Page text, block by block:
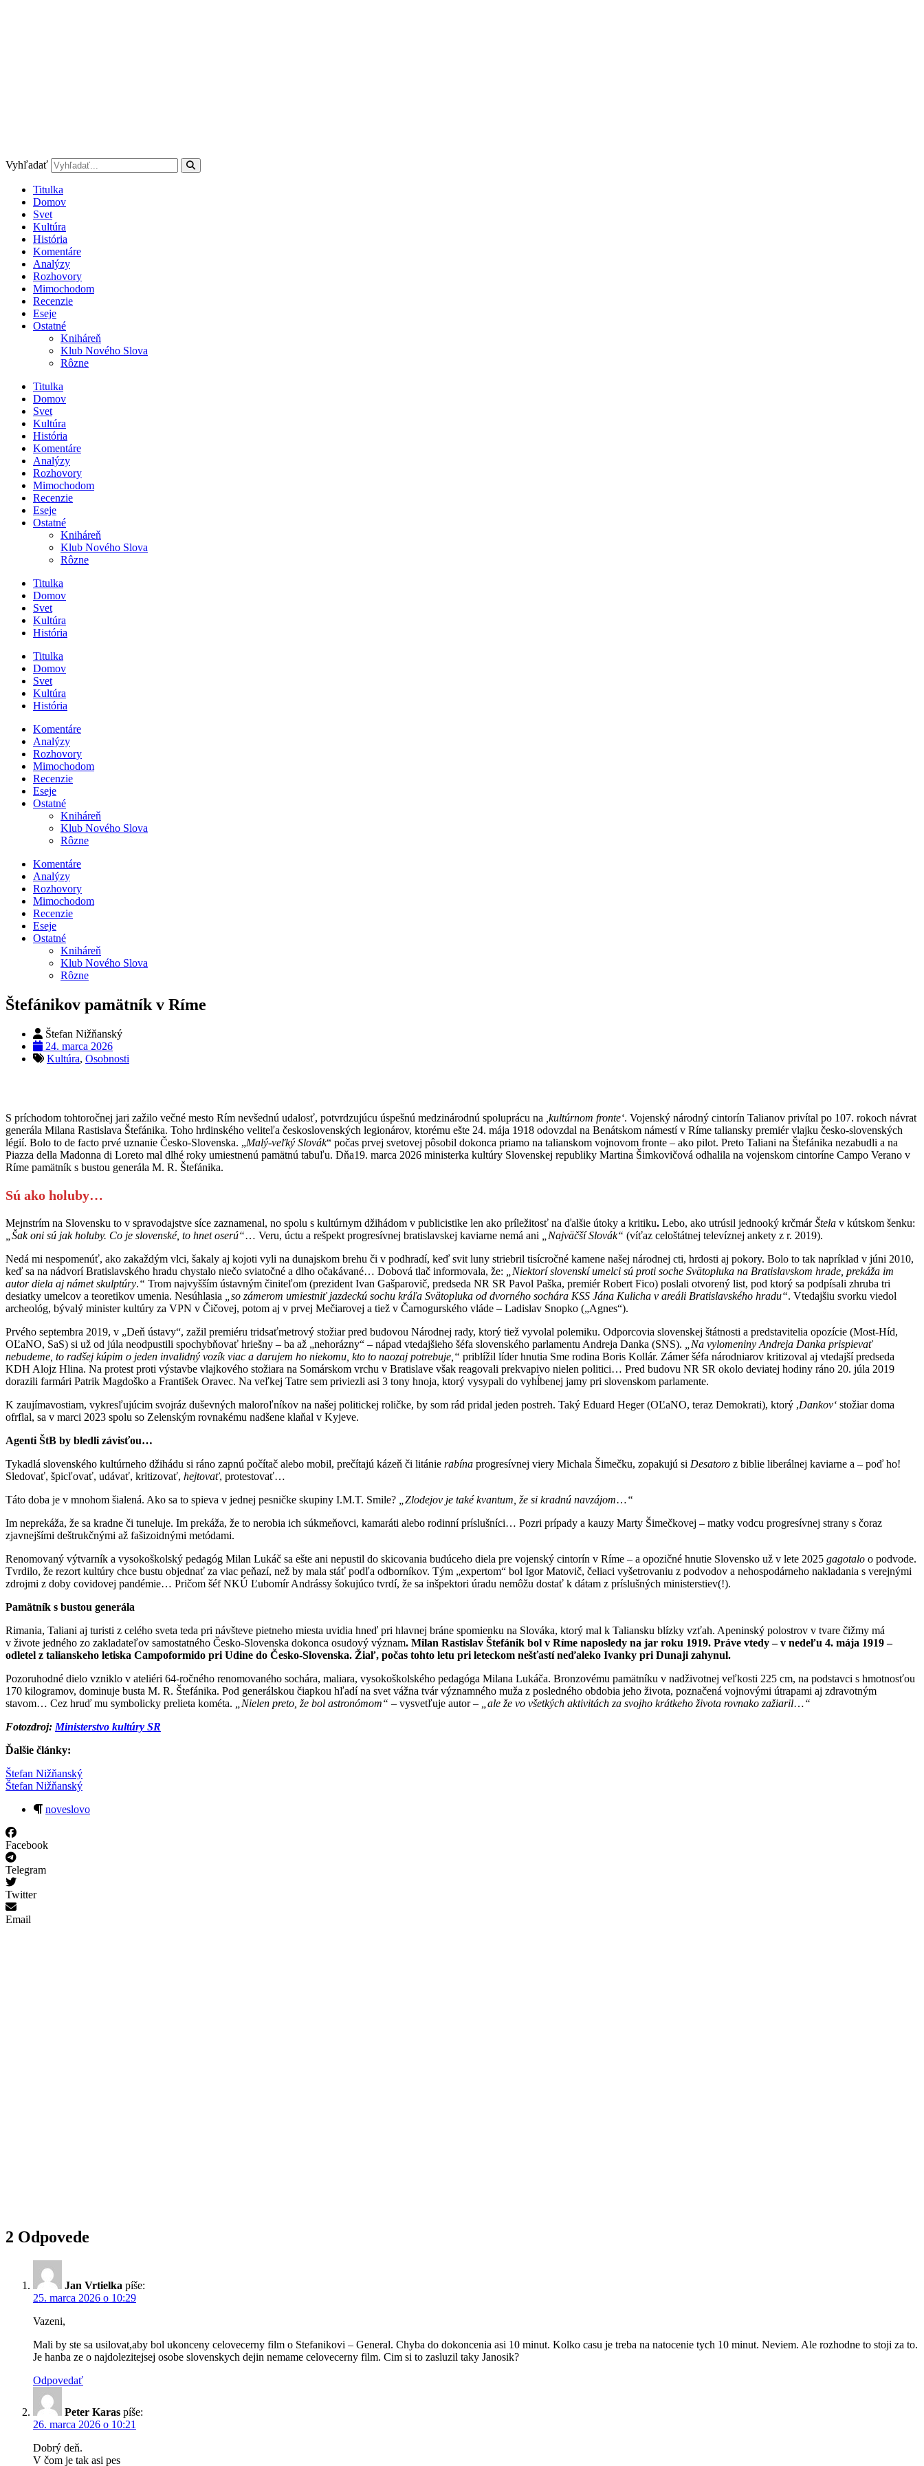
Vyhľadať
Titulka
Domov
Svet
Kultúra
História
Komentáre
Analýzy
Rozhovory
Mimochodom
Recenzie
Eseje
Ostatné
Kniháreň
Klub Nového Slova
Rôzne
Titulka
Domov
Svet
Kultúra
História
Komentáre
Analýzy
Rozhovory
Mimochodom
Recenzie
Eseje
Ostatné
Kniháreň
Klub Nového Slova
Rôzne
Titulka
Domov
Svet
Kultúra
História
Titulka
Domov
Svet
Kultúra
História
Komentáre
Analýzy
Rozhovory
Mimochodom
Recenzie
Eseje
Ostatné
Kniháreň
Klub Nového Slova
Rôzne
Komentáre
Analýzy
Rozhovory
Mimochodom
Recenzie
Eseje
Ostatné
Kniháreň
Klub Nového Slova
Rôzne
Štefánikov pamätník v Ríme
Štefan Nižňanský
24. marca 2026
Kultúra, Osobnosti
S príchodom tohtoročnej jari zažilo večné mesto Rím nevšednú udalosť, potvrdzujúcu úspešnú medzinárodnú spoluprácu na ,kultúrnom fronte‘. Vojenský národný cintorín Talianov privítal po 107. rokoch návrat
generála Milana Rastislava Štefánika. Toho hrdinského veliteľa československých legionárov, ktorému ešte 24. mája 1918 odovzdal na Benátskom námestí v Ríme taliansky premiér vlajku česko-slovenských
légií. Bolo to de facto prvé uznanie Česko-Slovenska. „Malý-veľký Slovák“ počas prvej svetovej pôsobil dokonca priamo na talianskom vojnovom fronte – ako pilot. Preto Taliani na Štefánika nezabudli a na
Piazza della Madonna di Loreto mal dlhé roky umiestnenú pamätnú tabuľu. Dňa19. marca 2026 ministerka kultúry Slovenskej republiky Martina Šimkovičová odhalila na vojenskom cintoríne Campo Verano v
Ríme pamätník s bustou generála M. R. Štefánika.
Sú ako holuby…
Mejnstrím na Slovensku to v spravodajstve síce zaznamenal, no spolu s kultúrnym džihádom v publicistike len ako príležitosť na ďalšie útoky a kritiku. Lebo, ako utrúsil jednooký krčmárŠtela v kútskom šenku:
Šak oni sú jak holuby. Co je slovenské, to hnet oserú“… Veru, úctu a rešpekt progresívnej bratislavskej kaviarne nemá ani Najväčší Slovák“ (víťaz celoštátnej televíznej ankety z r. 2019).
Nedá mi nespomenúť, ako zakaždým vlci, šakaly aj kojoti vyli na dunajskom brehu či v podhradí, keď svit luny striebril tisícročné kamene našej národnej cti, hrdosti aj pokory. Bolo to tak napríklad v júni 2010,
keď sa na nádvorí Bratislavského hradu chystalo niečo sviatočné a dlho očakávané… Dobová tlač informovala, že:
Niektorí slovenskí umelci sú proti soche Svätopluka na Bratislavskom hrade, prekáža im
autor diela aj námet skulptúry.“ Trom najvyšším ústavným činiteľom (prezident Ivan Gašparovič, predseda NR SR Pavol Paška, premiér Robert Fico) poslali otvorený list, pod ktorý sa podpísali zhruba tri
desiatky umelcov a teoretikov umenia. Nesúhlasia
so zámerom umiestniť jazdeckú sochu kráľa Svätopluka od dvorného sochára KSS Jána Kulicha v areáli Bratislavského hradu“. Vtedajšiu svorku viedol
archeológ, bývalý minister kultúry za VPN v Čičovej, potom aj v prvej Mečiarovej a tiež v Čarnogurského vláde – Ladislav Snopko („Agnes“).
Prvého septembra 2019, v „Deň ústavy“, zažil premiéru tridsaťmetrový stožiar pred budovou Národnej rady, ktorý tiež vyvolal polemiku. Odporcovia slovenskej štátnosti a predstavitelia opozície (Most-Híd,
OĽaNO, SaS) si už od júla neodpustili spochybňovať hriešny – ba až „nehorázny“ – nápad vtedajšieho šéfa slovenského parlamentu Andreja Danka (SNS).
„Na vylomeniny Andreja Danka prispievať
nebudeme, to radšej kúpim o jeden invalidný vozík viac a darujem ho niekomu, kto to naozaj potrebuje,“ priblížil líder hnutia Sme rodina Boris Kollár. Zámer šéfa národniarov kritizoval aj vtedajší predseda
KDH Alojz Hlina. Na protest proti výstavbe vlajkového stožiara na Somárskom vrchu v Bratislave však reagovali prekvapivo nielen politici… Pred budovu NR SR okolo deviatej hodiny ráno 20. júla 2019
dorazili farmári Patrik Magdoško a František Oravec. Na veľkej Tatre sem priviezli asi 3 tony hnoja, ktorý vysypali do vyhĺbenej jamy pri slovenskom parlamente.
K zaujímavostiam, vykresľujúcim svojráz duševných maloroľníkov na našej politickej roličke, by som rád pridal jeden postreh. Taký Eduard Heger (OĽaNO, teraz Demokrati), ktorý ,Dankov‘ stožiar doma
ofrflal, sa v marci 2023 spolu so Zelenským rovnakému nadšene klaňal v Kyjeve.
Agenti ŠtB by bledli závisťou…
Tykadlá slovenského kultúrneho džihádu si ráno zapnú počítač alebo mobil, prečítajú kázeň či litánie rabína progresívnej viery Michala Šimečku, zopakujú si Desatoro z biblie liberálnej kaviarne a – poď ho!
Sledovať, špicľovať, udávať, kritizovať, hejtovať, protestovať…
Táto doba je v mnohom šialená. Ako sa to spieva v jednej pesničke skupiny I.M.T. Smile?
„Zlodejov je také kvantum, že si kradnú navzájom…“
Im neprekáža, že sa kradne či tuneluje. Im prekáža, že to nerobia ich súkmeňovci, kamaráti alebo rodinní príslušníci… Pozri prípady a kauzy Marty Šimečkovej – matky vodcu progresívnej strany s čoraz
zjavnejšími deštrukčnými až fašizoidnými metódami.
Renomovaný výtvarník a vysokoškolský pedagóg Milan Lukáč sa ešte ani nepustil do skicovania budúceho diela pre vojenský cintorín v Ríme – a opozičné hnutie Slovensko už v lete 2025 gagotalo o podvode.
Tvrdilo, že rezort kultúry chce bustu objednať za viac peňazí, než by mala stáť podľa odborníkov. Tým „expertom“ bol Igor Matovič, čeliaci vyšetrovaniu z podvodov a nehospodárneho nakladania s verejnými
zdrojmi z doby covidovej pandémie… Pričom šéf NKÚ Ľubomír Andrássy šokujúco tvrdí, že sa inšpektori úradu nemôžu dostať k dátam z príslušných ministerstiev(!).
Pamätník s bustou generála
Rimania, Taliani aj turisti z celého sveta teda pri návšteve pietneho miesta uvidia hneď pri hlavnej bráne spomienku na Slováka, ktorý mal k Taliansku blízky vzťah. Apeninský polostrov v tvare čižmy má
v živote jedného zo zakladateľov samostatného Česko-Slovenska dokonca osudový význam. Milan Rastislav Štefánik bol v Ríme naposledy na jar roku 1919. Práve vtedy – v nedeľu 4. mája 1919 –
odletel z talianskeho letiska Campoformido pri Udine do Česko-Slovenska. Žiaľ, počas tohto letu pri leteckom nešťastí neďaleko Ivanky pri Dunaji zahynul.
Pozoruhodné dielo vzniklo v ateliéri 64-ročného renomovaného sochára, maliara, vysokoškolského pedagóga Milana Lukáča. Bronzovému pamätníku v nadživotnej veľkosti 225 cm, na podstavci s hmotnosťou
170 kilogramov, dominuje busta M. R. Štefánika. Pod generálskou čiapkou hľadí na svet vážna tvár významného muža z posledného obdobia jeho života, poznačená vojnovými útrapami aj zdravotným
stavom… Cez hruď mu symbolicky prelieta kométa.
Nielen preto, že bol astronómom“ – vysvetľuje autor – ale že vo všetkých aktivitách za svojho krátkeho života rovnako zažiaril…“
Fotozdroj: Ministerstvo kultúry SR
Ďalšie články:
Štefan Nižňanský
Štefan Nižňanský
noveslovo
Facebook
Telegram
Twitter
Email
2 Odpovede
Jan Vrtielka píše:
25. marca 2026 o 10:29
Vazeni,
Mali by ste sa usilovat,aby bol ukonceny celovecerny film o Stefanikovi – General. Chyba do dokoncenia asi 10 minut. Kolko casu je treba na natocenie tych 10 minut. Neviem. Ale rozhodne to stoji za to.
Je hanba ze o najdolezitejsej osobe slovenskych dejin nemame celovecerny film. Cim si to zasluzil taky Janosik?
Odpovedať
Peter Karas píše:
26. marca 2026 o 10:21
Dobrý deň.
V čom je tak asi pes